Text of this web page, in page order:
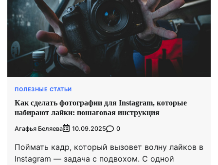
ПОЛЕЗНЫЕ СТАТЬИ
Как сделать фотографии для Instagram, которые
набирают лайки: пошаговая инструкция
Агафья Беляева 10.09.2025 0
Поймать кадр, который вызовет волну лайков в
Instagram — задача с подвохом. С одной